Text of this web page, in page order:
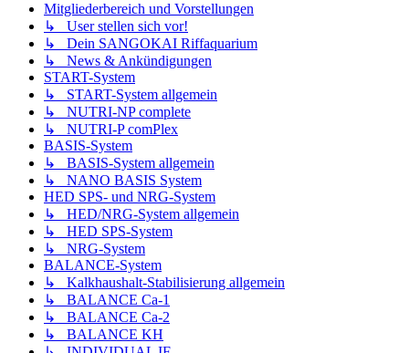
Mitgliederbereich und Vorstellungen
↳ User stellen sich vor!
↳ Dein SANGOKAI Riffaquarium
↳ News & Ankündigungen
START-System
↳ START-System allgemein
↳ NUTRI-NP complete
↳ NUTRI-P comPlex
BASIS-System
↳ BASIS-System allgemein
↳ NANO BASIS System
HED SPS- und NRG-System
↳ HED/NRG-System allgemein
↳ HED SPS-System
↳ NRG-System
BALANCE-System
↳ Kalkhaushalt-Stabilisierung allgemein
↳ BALANCE Ca-1
↳ BALANCE Ca-2
↳ BALANCE KH